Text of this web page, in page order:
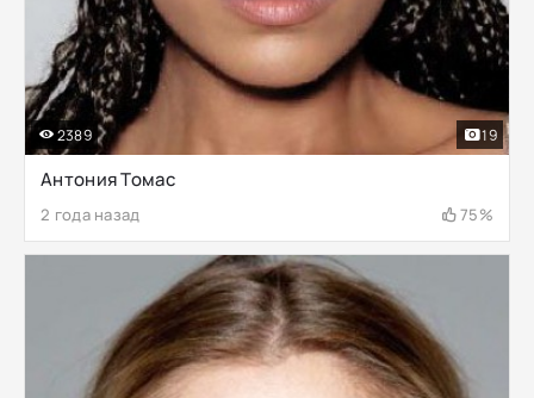
Антония Томас
2 года назад 75%
2389 19